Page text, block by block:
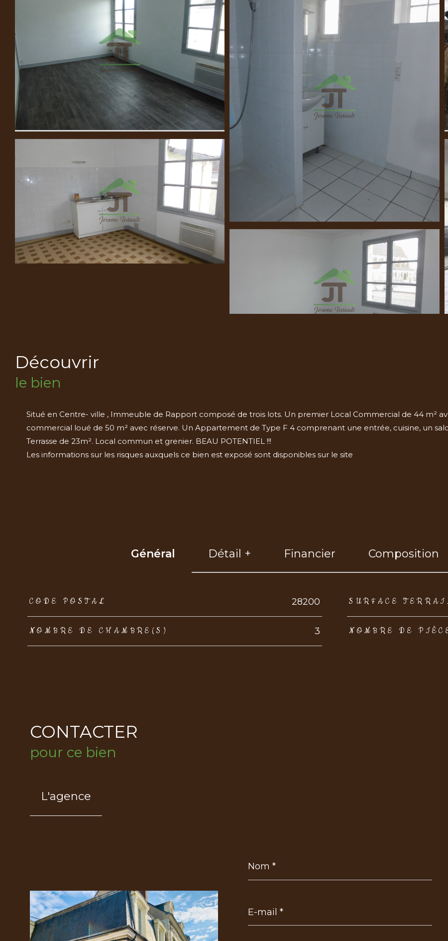
découvrir
le bien
Situé en Centre- ville , Immeuble de Rapport composé de trois lots. Un premier Local Commercial de 44 m²
commercial loué de 50 m² avec réserve. Un Appartement de Type F 4 comprenant une entrée, cuisine, un
Terrasse de 23m². Local commun et grenier. BEAU POTENTIEL !!!
Les informations sur les risques auxquels ce bien est exposé sont disponibles sur le site
Général Détail + Financier Composition
TRAD_ZEPHYR_Caracteristique
CODE POSTAL 28200 SURFACE
NOMBRE DE CHAMBRE(S) 3 NOMBRE DE
CONTACTER
pour ce bien
L'agence
*
mail
*